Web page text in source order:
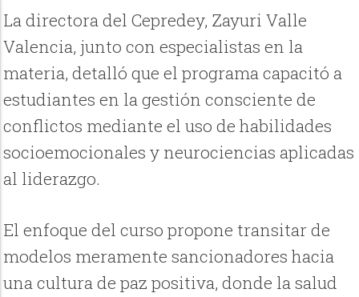
La directora del Cepredey, Zayuri Valle
Valencia, junto con especialistas en la
materia, detalló que el programa capacitó a
estudiantes en la gestión consciente de
conflictos mediante el uso de habilidades
socioemocionales y neurociencias aplicadas
al liderazgo.
El enfoque del curso propone transitar de
modelos meramente sancionadores hacia
una cultura de paz positiva, donde la salud